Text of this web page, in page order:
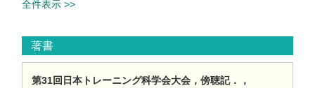
全件表示 >>
著書
第31回日本トレーニング科学会大会，傍聴記．，